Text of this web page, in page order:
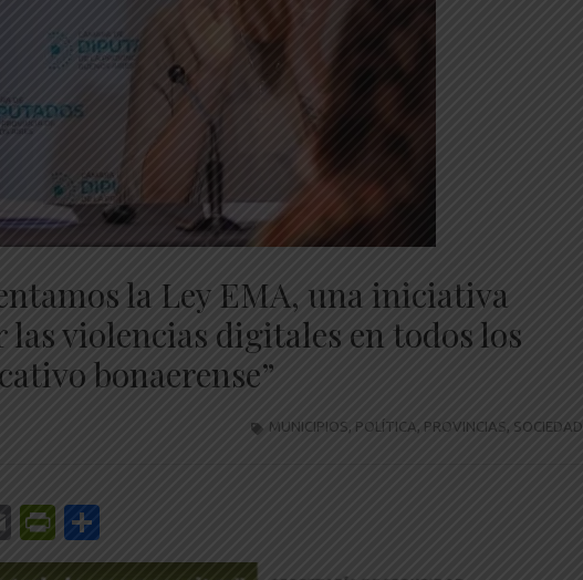
la Ley EMA, una iniciativa
violencias digitales en todos los
bonaerense”
MUNICIPIOS, POLÍTICA , PROVINCIAS , SOCIEDAD
EmailPrintFriendly